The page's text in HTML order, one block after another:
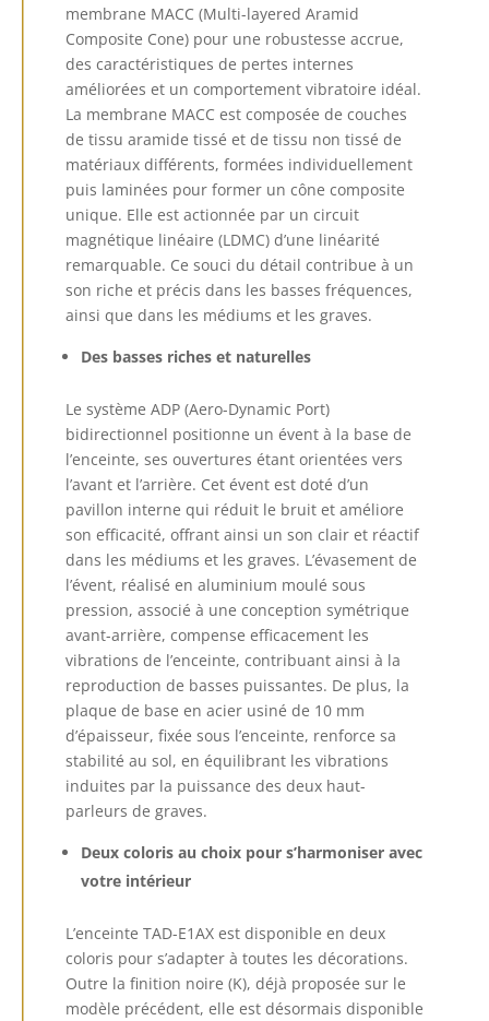
membrane MACC (Multi-layered Aramid
Composite Cone) pour une robustesse accrue,
des caractéristiques de pertes internes
améliorées et un comportement vibratoire idéal.
La membrane MACC est composée de couches
de tissu aramide tissé et de tissu non tissé de
matériaux différents, formées individuellement
puis laminées pour former un cône composite
unique. Elle est actionnée par un circuit
magnétique linéaire (LDMC) d’une linéarité
remarquable. Ce souci du détail contribue à un
son riche et précis dans les basses fréquences,
ainsi que dans les médiums et les graves.
Des basses riches et naturelles
Le système ADP (Aero-Dynamic Port)
bidirectionnel positionne un évent à la base de
l’enceinte, ses ouvertures étant orientées vers
l’avant et l’arrière. Cet évent est doté d’un
pavillon interne qui réduit le bruit et améliore
son efficacité, offrant ainsi un son clair et réactif
dans les médiums et les graves. L’évasement de
l’évent, réalisé en aluminium moulé sous
pression, associé à une conception symétrique
avant-arrière, compense efficacement les
vibrations de l’enceinte, contribuant ainsi à la
reproduction de basses puissantes. De plus, la
plaque de base en acier usiné de 10 mm
d’épaisseur, fixée sous l’enceinte, renforce sa
stabilité au sol, en équilibrant les vibrations
induites par la puissance des deux haut-
parleurs de graves.
Deux coloris au choix pour s’harmoniser avec
votre intérieur
L’enceinte TAD-E1AX est disponible en deux
coloris pour s’adapter à toutes les décorations.
Outre la finition noire (K), déjà proposée sur le
modèle précédent, elle est désormais disponible